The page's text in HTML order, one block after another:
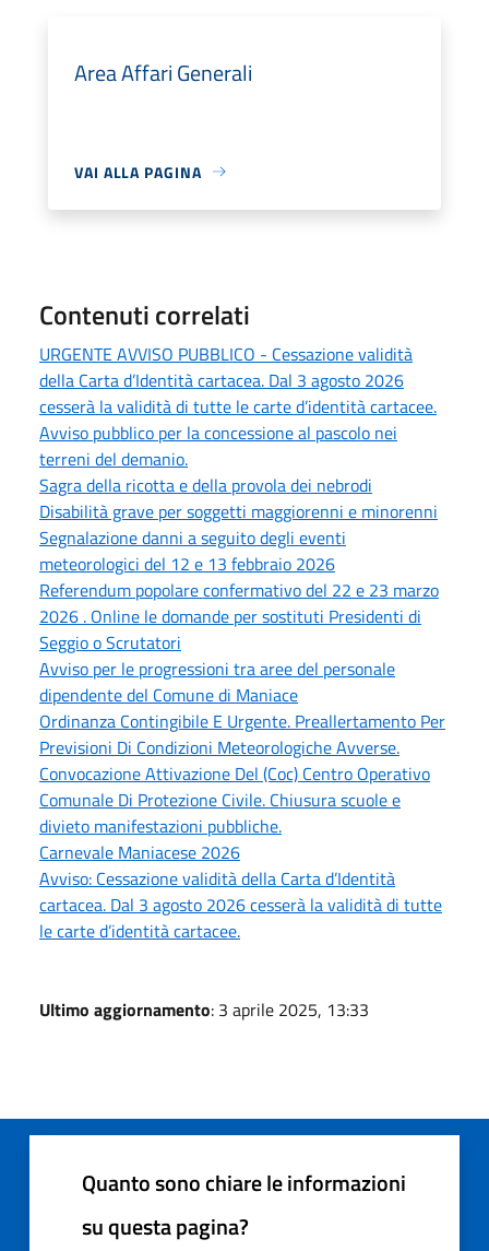
Area Affari Generali
VAI ALLA PAGINA
Contenuti correlati
URGENTE AVVISO PUBBLICO - Cessazione validità
della Carta d’Identità cartacea. Dal 3 agosto 2026
cesserà la validità di tutte le carte d’identità cartacee.
Avviso pubblico per la concessione al pascolo nei
terreni del demanio.
Sagra della ricotta e della provola dei nebrodi
Disabilità grave per soggetti maggiorenni e minorenni
Segnalazione danni a seguito degli eventi
meteorologici del 12 e 13 febbraio 2026
Referendum popolare confermativo del 22 e 23 marzo
2026 . Online le domande per sostituti Presidenti di
Seggio o Scrutatori
Avviso per le progressioni tra aree del personale
dipendente del Comune di Maniace
Ordinanza Contingibile E Urgente. Preallertamento Per
Previsioni Di Condizioni Meteorologiche Avverse.
Convocazione Attivazione Del (Coc) Centro Operativo
Comunale Di Protezione Civile. Chiusura scuole e
divieto manifestazioni pubbliche.
Carnevale Maniacese 2026
Avviso: Cessazione validità della Carta d’Identità
cartacea. Dal 3 agosto 2026 cesserà la validità di tutte
le carte d’identità cartacee.
Ultimo aggiornamento: 3 aprile 2025, 13:33
Quanto sono chiare le informazioni
su questa pagina?